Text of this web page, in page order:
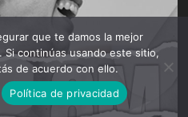
que te damos la mejor
continúas usando este sitio,
de acuerdo con ello.
Política de privacidad